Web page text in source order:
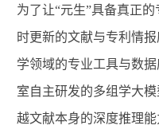
为了让“元生”具备真正的
时更新的文献与专利情
学领域的专业工具与数据
室自主研发的多组学大模
越文献本身的深度推理